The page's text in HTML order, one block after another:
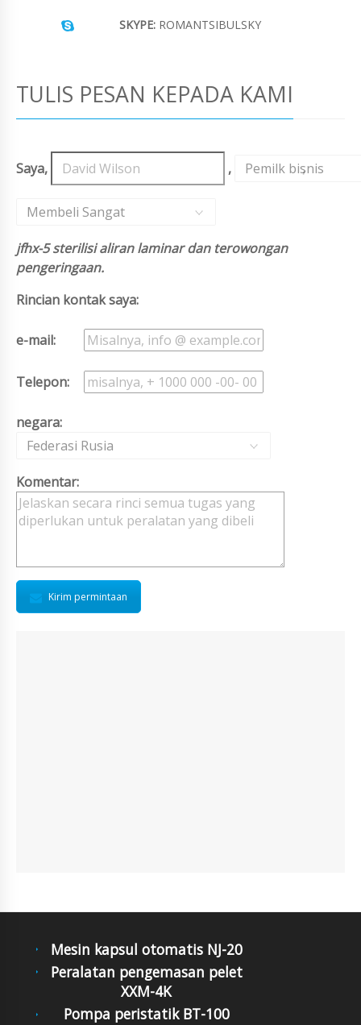
SKYPE: ROMANTSIBULSKY
TULIS PESAN KEPADA KAMI
Saya, , Pemilk bisnis
,
Membeli Sangat
jfhx-5 sterilisi aliran laminar dan terowongan
pengeringaan.
Rincian kontak saya:
e-mail:
Telepon:
negara:
Federasi Rusia
Komentar:
Kirim permintaan
Mesin kapsul otomatis NJ-20
Peralatan pengemasan pelet
XXM-4K
Pompa peristatik BT-100